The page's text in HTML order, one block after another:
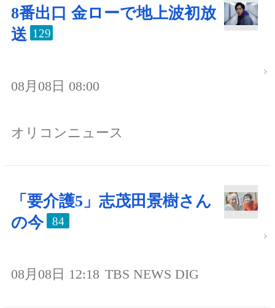
8番出口 金ローで地上波初放
送 129
08月08日 08:00
オリコンニュース
「要介護5」志茂田景樹さん
の今
84
08月08日 12:18 TBS NEWS DIG